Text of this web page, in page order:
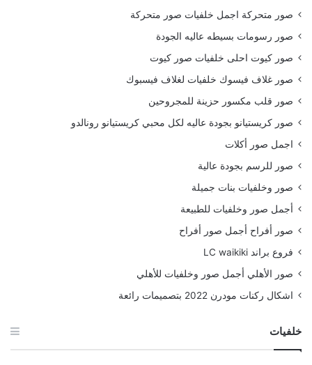
صور متحركة اجمل خلفيات صور متحركة
صور رسومات بسيطه عاليه الجودة
صور كيوت احلى خلفيات صور كيوت
صور غلاف فيسوك خلفيات لغلاف فيسبوك
صور قلب مكسور حزينة للمجروحين
صور كريستيانو بجودة عاليه لكل محبي كريستيانو رونالدو
اجمل صور أكلات
صور للرسم بجودة عالية
صور وخلفيات بنات جميلة
أجمل صور وخلفيات للطبيعة
صور أفراح أجمل صور أفراح
فروع براند LC waikiki
صور الأهلي أجمل صور وخلفيات للأهلي
اشكال ركنات مودرن 2022 بتصميمات رائعة
خلفيات